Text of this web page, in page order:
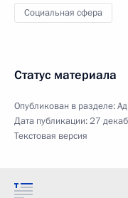
Социальная сфера
Статус материала
Опубликован в разделе:
Дата публикации:27
Текстовая версия